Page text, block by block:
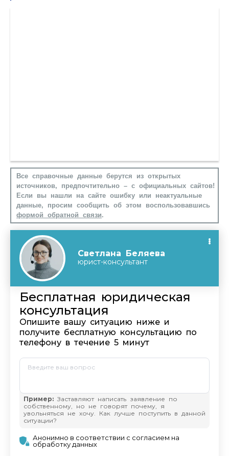
Все справочные данные берутся из открытых
источников, предпочтительно – с официальных сайтов!
Если вы нашли на сайте ошибку или неактуальные
данные, просим сообщить об этом воспользовавшись
формой обратной связи.